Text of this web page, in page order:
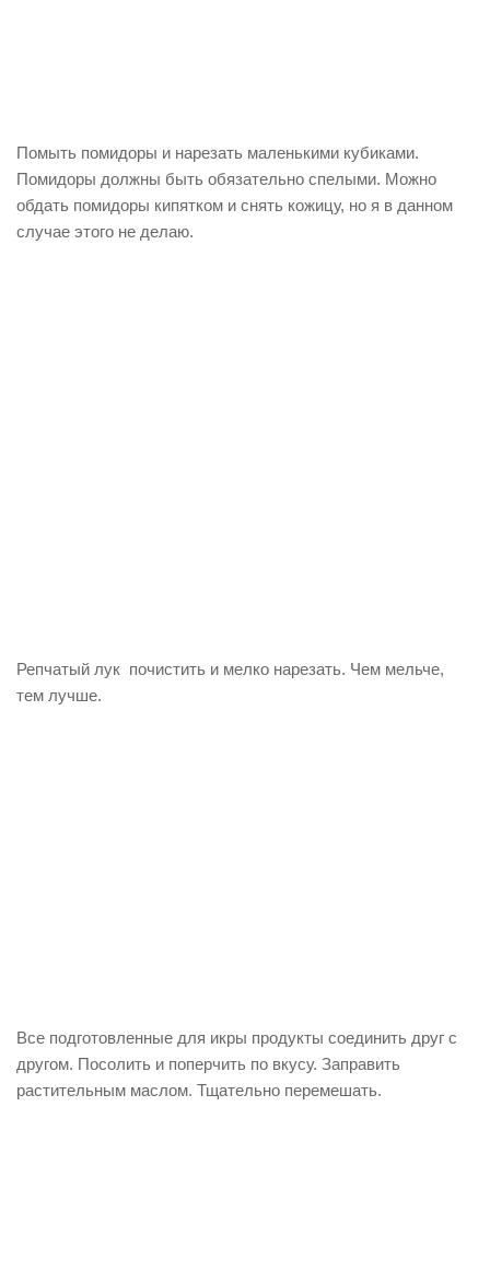
Помыть помидоры и нарезать маленькими кубиками.
Помидоры должны быть обязательно спелыми. Можно
обдать помидоры кипятком и снять кожицу, но я в данном
случае этого не делаю.
Репчатый лук почистить и мелко нарезать. Чем мельче,
тем лучше.
Все подготовленные для икры продукты соединить друг с
другом. Посолить и поперчить по вкусу. Заправить
растительным маслом. Тщательно перемешать.